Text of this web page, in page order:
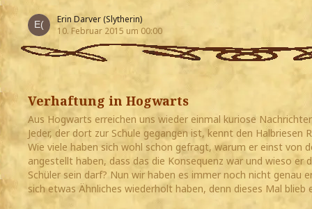
Erin Darver (Slytherin)
10. Februar 2015 um 00:00
Verhaftung in Hogwarts
Aus Hogwarts erreichen uns wieder einmal kuriose
Jeder, der dort zur Schule gegangen ist, kennt den Halbriesen
Wie viele haben sich wohl schon gefragt, warum er einst von
angestellt haben, dass das die Konsequenz war und wieso er
Schüler sein darf? Nun wir haben es immer noch nicht genau
sich etwas Ähnliches wiederholt haben, denn dieses Mal blieb